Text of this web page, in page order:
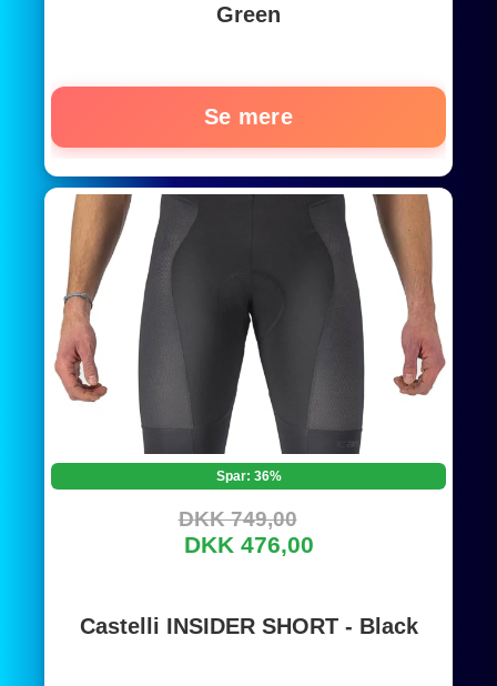
Green
Se mere
Spar: 36%
DKK 749,00
DKK 476,00
Castelli INSIDER SHORT - Black